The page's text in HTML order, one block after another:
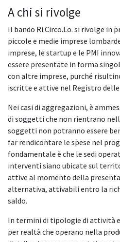
A chi si rivolge
Il bando Ri.Circo.Lo. si rivolge in
piccole e medie imprese
imprese, le startup e le PMI
essere presentate in forma
con altre imprese, purché
iscritte e attive nel Registro
Nei casi di aggregazioni, è
di soggetti che non rientrano
soggetti non potranno essere
far rendicontare le spese nel
fondamentale è che le sedi
interventi siano ubicate sul
attive al momento della
alternativa, attivabili entro la
saldo.
In termini di tipologie di attività
per realtà che operano nella